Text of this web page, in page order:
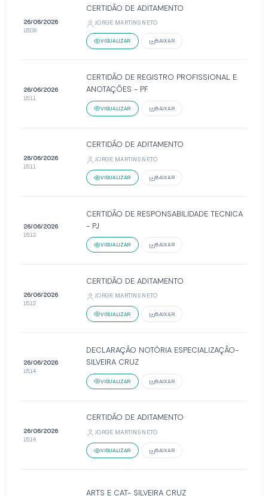
26/06/2026
15:09
CERTIDÃO DE ADITAMENTO
JORGE MARTINS NETO
VISUALIZAR BAIXAR
26/06/2026
15:11
CERTIDÃO DE REGISTRO PROFISSIONAL E
ANOTAÇÕES - PF
VISUALIZAR BAIXAR
26/06/2026
15:11
CERTIDÃO DE ADITAMENTO
JORGE MARTINS NETO
VISUALIZAR BAIXAR
26/06/2026
15:12
CERTIDÃO DE RESPONSABILIDADE TECNICA
- PJ
VISUALIZAR BAIXAR
26/06/2026
15:12
CERTIDÃO DE ADITAMENTO
JORGE MARTINS NETO
VISUALIZAR BAIXAR
26/06/2026
15:14
DECLARAÇÃO NOTÓRIA ESPECIALIZAÇÃO-
SILVEIRA CRUZ
VISUALIZAR BAIXAR
26/06/2026
15:14
CERTIDÃO DE ADITAMENTO
JORGE MARTINS NETO
VISUALIZAR BAIXAR
ARTS E CAT- SILVEIRA CRUZ